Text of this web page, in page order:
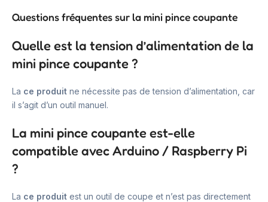
Questions fréquentes sur la mini pince coupante
Quelle est la tension d’alimentation de la
mini pince coupante ?
La ce produit ne nécessite pas de tension d’alimentation, car
il s’agit d’un outil manuel.
La mini pince coupante est-elle
compatible avec Arduino / Raspberry Pi
?
La ce produit est un outil de coupe et n’est pas directement